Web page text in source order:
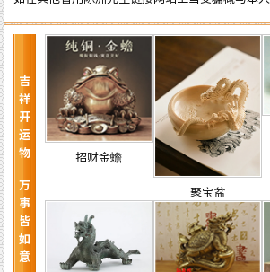
吉祥开运物 万事皆如意 招财金蟾
聚宝盆